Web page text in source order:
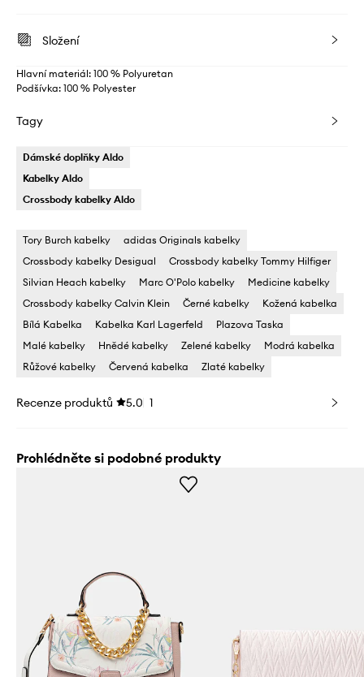
Složení
Hlavní materiál: 100 % Polyuretan
Podšívka: 100 % Polyester
Tagy
Dámské doplňky Aldo
Kabelky Aldo
Crossbody kabelky Aldo
Tory Burch kabelky
adidas Originals kabelky
Crossbody kabelky Desigual
Crossbody kabelky Tommy Hilfiger
Silvian Heach kabelky
Marc O'Polo kabelky
Medicine kabelky
Crossbody kabelky Calvin Klein
Černé kabelky
Kožená kabelka
Bílá Kabelka
Kabelka Karl Lagerfeld
Plazova Taska
Malé kabelky
Hnědé kabelky Zelené kabelky
Modrá kabelka
Růžové kabelky
Červená kabelka Zlaté kabelky
Recenze produktů 5.0 1
Prohlédněte si podobné produkty